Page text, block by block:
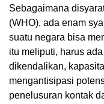
Sebagaimana
(WHO), ada enam
suatu negara bisa
itu meliputi, harus
dikendalikan,
mengantisipasi
penelusuran kontak